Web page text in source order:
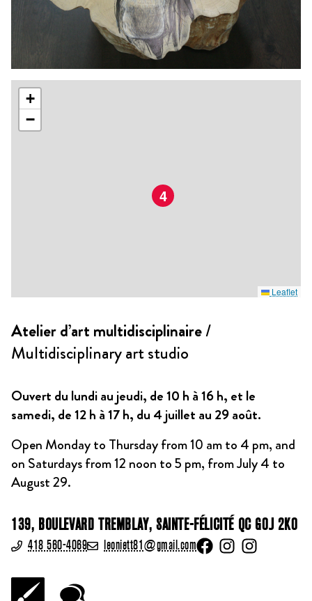
4
+
−
Leaflet
Atelier d’art multidisciplinaire/
Multidisciplinary art studio
Ouvert du lundi au jeudi, de 10 h à 16 h, et le
samedi, de 12 h à 17 h, du 4 juillet au 29 août.
Open Monday to Thursday from 10 am to 4 pm, and
on Saturdays from 12 noon to 5 pm, from July 4 to
August 29.
139, BOULEVARD TREMBLAY, SAINTE-FÉLICITÉ QC G0J 2K0
418 560-4069 leoniett81@gmail.com